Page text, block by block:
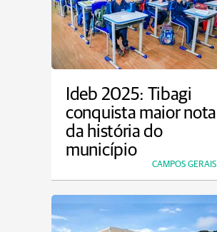
Ideb 2025: Tibagi
conquista maior nota
da história do
município
CAMPOS GERAIS